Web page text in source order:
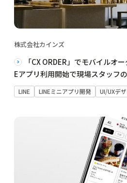
株式会社カインズ
「CX ORDER」でモバイルオ
Eアプリ利用開始で現場スタッフ
LINE LINEミニアプリ開発 UI/UXデ